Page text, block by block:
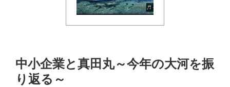
中小企業と真田丸～今年の大河を振
り返る～